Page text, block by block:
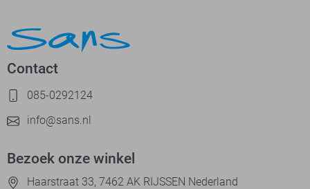
Contact
085-0292124
info@sans.nl
Bezoek onze winkel
Haarstraat 33, 7462 AK RIJSSEN Nederland